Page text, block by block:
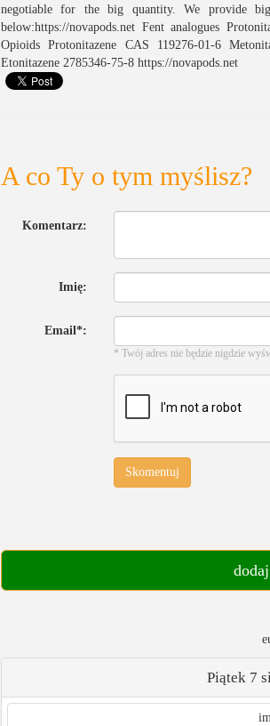
negotiable for the big quantity. We provide
below:https://novapods.net Fent analogues
Opioids Protonitazene CAS 119276-01-6
Etonitazene 2785346-75-8 https://novapods.net
A co Ty o tym myślisz?
Komentarz:
Imię:
Email*:
* Twój adres nie będzie nigdzie
Skomentuj
Piątek 7